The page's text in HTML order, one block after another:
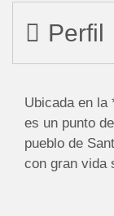
Perfil
Ubicada en la
es un punto
pueblo de
con gran vida